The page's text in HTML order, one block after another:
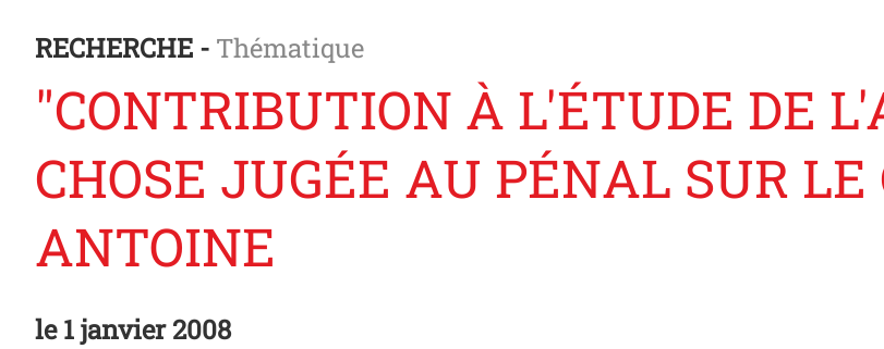
RECHERCHE - Thématique
"CONTRIBUTION À L'ÉTUDE DE
CHOSE JUGÉE AU PÉNAL SUR
ANTOINE
le1 janvier 2008